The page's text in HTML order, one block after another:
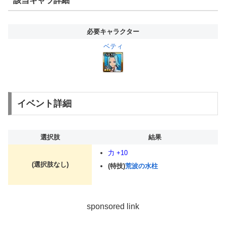
必要キャラクター
ベティ
イベント詳細
選択肢 結果
(選択肢なし)
力 +10
(特技)荒波の水柱
sponsored link